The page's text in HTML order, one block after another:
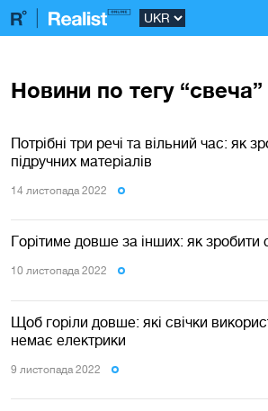
Новини по тегу “свеча”
Потрібні три речі та вільний час: як
підручних матеріалів
14 листопада 2022
Горітиме довше за інших: як зробити
10 листопада 2022
Щоб горіли довше: які свічки
немає електрики
9 листопада 2022